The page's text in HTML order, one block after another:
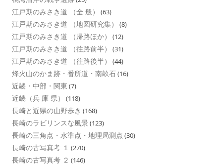
江戸期のみさき道 （全 般） (63)
江戸期のみさき道 （地図研究集） (8)
江戸期のみさき道 （帰路ほか） (12)
江戸期のみさき道 （往路前半） (31)
江戸期のみさき道 （往路後半） (44)
烽火山のかま跡・番所道・南畝石(16)
近畿・中部・関東 (7)
近畿（兵 庫 県） (118)
長崎と近県の山野歩き (168)
長崎のラビリンスな風景 (123)
長崎の三角点・水準点・地理局測点 (30)
長崎の古写真考 １ (270)
長崎の古写真考 ２ (146)